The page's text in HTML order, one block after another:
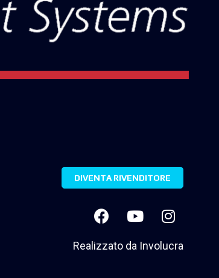
DIVENTA RIVENDITORE
Realizzato da Involucra